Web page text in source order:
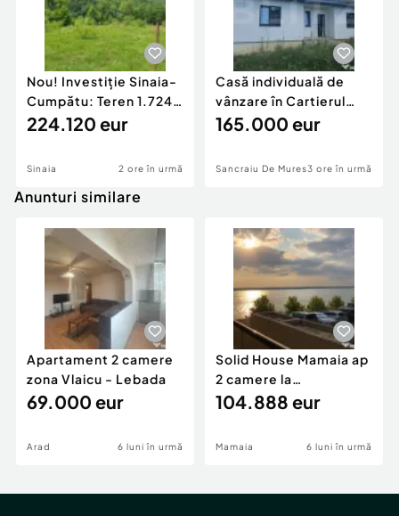
Nou! Investiție Sinaia-
Cumpătu: Teren 1.724
mp cu Proiect
224.120 eur
Sinaia 2 ore în urmă
Casă individuală de
vânzare în Cartierul
Răsăritului,
165.000 eur
Sancraiu De Mures3 ore în urmă
Anunturi similare
Apartament 2 camere
zona Vlaicu - Lebada
69.000 eur
Arad 6 luni în urmă
Solid House Mamaia ap
2 camere la
cheie,langa Mega
104.888 eur
Mamaia 6 luni în urmă